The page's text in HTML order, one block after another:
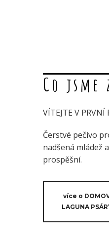
Co jsme
VÍTEJTE V PRVNÍ
Čerstvé pečivo
nadšená mládež
prospěšní.
více o
LAGUNA